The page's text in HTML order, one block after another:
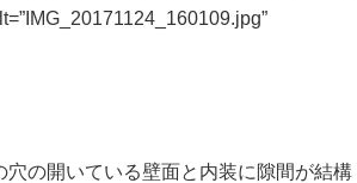
の開いている壁面と内装に隙間が結構